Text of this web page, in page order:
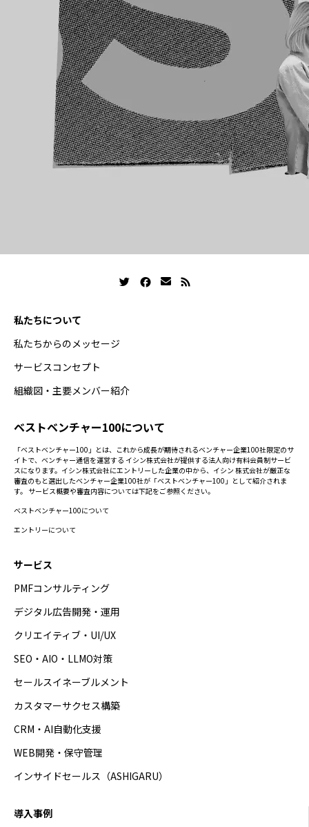
私たちについて
私たちからのメッセージ
サービスコンセプト
組織図・主要メンバー紹介
ベストベンチャー100について
「ベストベンチャー100」とは、これから成長が期待されるベンチャー企業100社限定のサ
イトで、ベンチャー通信を運営する イシン株式会社が提供する法人向け有料会員制サービ
スになります。イシン株式会社にエントリーした企業の中から、イシン 株式会社が厳正な
審査のもと選出したベンチャー企業100社が「ベストベンチャー100」として紹介されま
す。 サービス概要や審査内容については下記をご参照ください。
ベストベンチャー100について
エントリーについて
サービス
PMFコンサルティング
デジタル広告開発・運用
クリエイティブ・UI/UX
SEO・AIO・LLMO対策
セールスイネーブルメント
カスタマーサクセス構築
CRM・AI自動化支援
WEB開発・保守管理
インサイドセールス（ASHIGARU）
導入事例